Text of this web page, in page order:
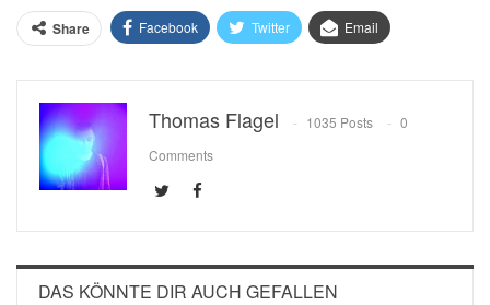
Share Facebook Twitter Email
Thomas Flagel 1035 Posts
0
Comments
DAS KÖNNTE DIR AUCH GEFALLEN